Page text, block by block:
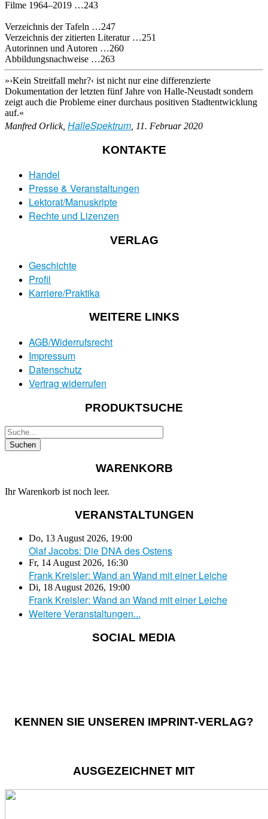
Filme 1964–2019 …243
Verzeichnis der Tafeln …247
Verzeichnis der zitierten Literatur …251
Autorinnen und Autoren …260
Abbildungsnachweise …263
»›Kein Streitfall mehr?‹ ist nicht nur eine differenzierte
Dokumentation der letzten fünf Jahre von Halle-Neustadt sondern
zeigt auch die Probleme einer durchaus positiven Stadtentwicklung
auf.«
Manfred Orlick, HalleSpektrum , 11. Februar 2020
KONTAKTE
Handel
Presse & Veranstaltungen
Lektorat/Manuskripte
Rechte und Lizenzen
VERLAG
Geschichte
Profil
Karriere/Praktika
WEITERE LINKS
AGB/Widerrufsrecht
Impressum
Datenschutz
Vertrag widerrufen
PRODUKTSUCHE
WARENKORB
Ihr Warenkorb ist noch leer.
VERANSTALTUNGEN
Do, 13 August 2026, 19:00
Olaf Jacobs: Die DNA des Ostens
Fr, 14 August 2026, 16:30
Frank Kreisler: Wand an Wand mit einer Leiche
Di, 18 August 2026, 19:00
Frank Kreisler: Wand an Wand mit einer Leiche
Weitere Veranstaltungen...
SOCIAL MEDIA
KENNEN SIE UNSEREN IMPRINT-VERLAG?
AUSGEZEICHNET MIT